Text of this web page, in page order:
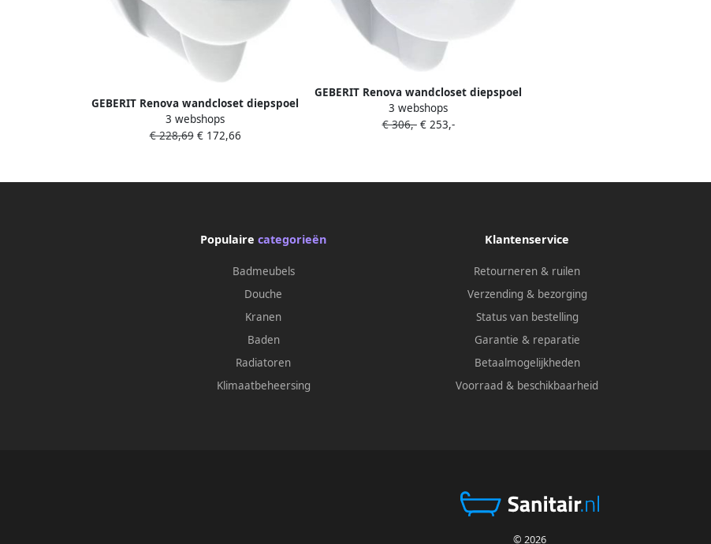
GEBERIT Renova wandcloset diepspoel
3-6l PK met zitting hxbxd
405x370x540mm glans wit
3 webshops
€ 228,69€ 172,66
GEBERIT Renova wandcloset diepspoel
3-6l PK Rimfree zitting soft-close quick-
release hxbxd 405x370x540mm glans
3 webshops
€ 306,-€ 253,-
Populaire categorieën
Badmeubels
Douche
Kranen
Baden
Radiatoren
Klimaatbeheersing
Klantenservice
Retourneren & ruilen
Verzending & bezorging
Status van bestelling
Garantie & reparatie
Betaalmogelijkheden
Voorraad & beschikbaarheid
© 2026